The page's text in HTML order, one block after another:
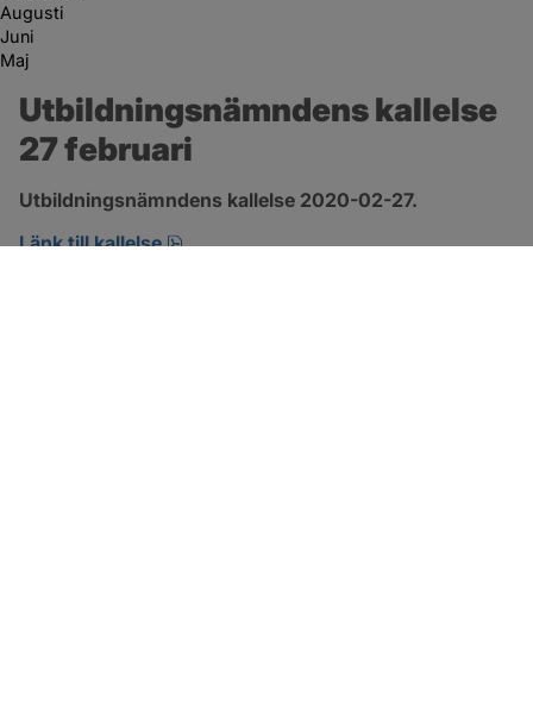
Augusti
Juni
Maj
Utbildningsnämndens kallelse
27 februari
Utbildningsnämndens kallelse 2020-02-27.
Länk till kallelse
pdf, öppnas i nytt fönster.